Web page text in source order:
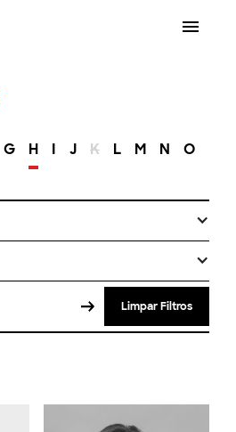
G H I J K L M N O
Limpar Filtros